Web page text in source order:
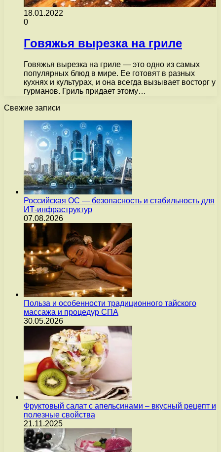
18.01.2022
0
Говяжья вырезка на гриле
Говяжья вырезка на гриле — это одно из самых
популярных блюд в мире. Ее готовят в разных
кухнях и культурах, и она всегда вызывает восторг у
гурманов. Гриль придает этому…
Свежие записи
Российская ОС — безопасность и стабильность для
ИТ-инфраструктур
07.08.2026
Польза и особенности традиционного тайского
массажа и процедур СПА
30.05.2026
Фруктовый салат с апельсинами – вкусный рецепт и
полезные свойства
21.11.2025